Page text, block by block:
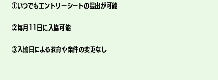
①いつでもエントリーシートの提出が可能
②毎月11日に入協可能
③入協日による教育や条件の変更なし